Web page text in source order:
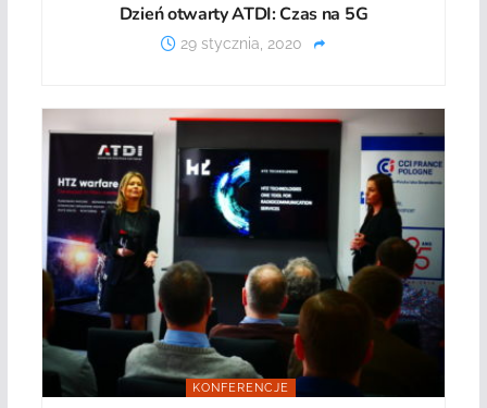
Dzień otwarty ATDI: Czas na 5G
29 stycznia, 2020
KONFERENCJE